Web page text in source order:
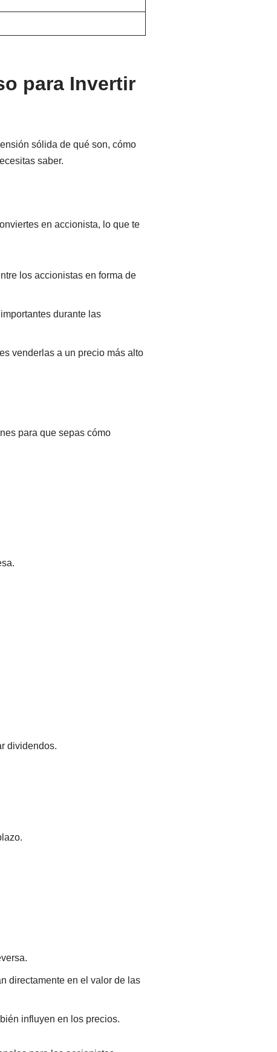
para Invertir
sólida de qué son, cómo
saber.
en accionista, lo que te
los accionistas en forma de
durante las
venderlas a un precio más alto
para que sepas cómo
dividendos.
directamente en el valor de las
influyen en los precios.